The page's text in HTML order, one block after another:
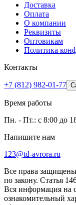
Доставка
Оплата
О компании
Реквизиты
Оптовикам
Политика
Контакты
+7 (812) 982-01-77
Время работы
Пн. - Пт.: с 8:00 до
Напишите нам
123@td-avrora.ru
Все права
по закону. Статья
Вся информация
ознакомительный